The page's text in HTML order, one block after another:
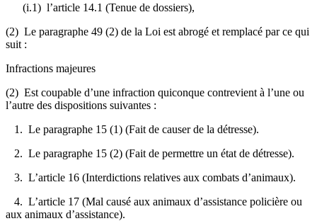
(i.1) l’article 14.1 (Tenue de dossiers),
(2) Le paragraphe 49 (2) de la Loi est abrogé et remplacé par ce qui
suit :
Infractions majeures
(2) Est coupable d’une infraction quiconque contrevient à l’une ou
l’autre des dispositions suivantes :
1. Le paragraphe 15 (1) (Fait de causer de la détresse).
2. Le paragraphe 15 (2) (Fait de permettre un état de détresse).
3. L’article 16 (Interdictions relatives aux combats d’animaux).
4. L’article 17 (Mal causé aux animaux d’assistance policière ou
aux animaux d’assistance).